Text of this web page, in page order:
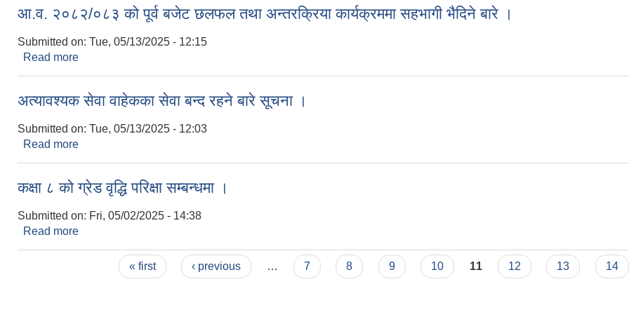
आ.व. २०८२/०८३ को पूर्व बजेट छलफल तथा अन्तरक्रिया कार्यक्रममा सहभागी भैदिने बारे ।
Submitted on: Tue, 05/13/2025 - 12:15
Read more
अत्यावश्यक सेवा वाहेकका सेवा बन्द रहने बारे सूचना ।
Submitted on: Tue, 05/13/2025 - 12:03
Read more
कक्षा ८ को ग्रेड वृद्धि परिक्षा सम्बन्धमा ।
Submitted on: Fri, 05/02/2025 - 14:38
Read more
« first ‹ previous … 7 8 9 10 11 12 13 14